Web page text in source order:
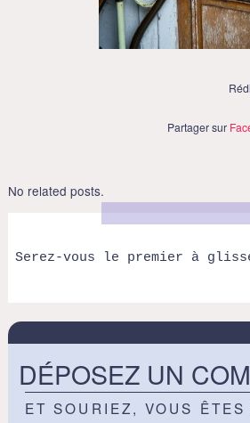
Partager sur
No related posts.
Serez-vous le premier à
DÉPOSEZ UN
ET SOURIEZ, VOUS ÊTES